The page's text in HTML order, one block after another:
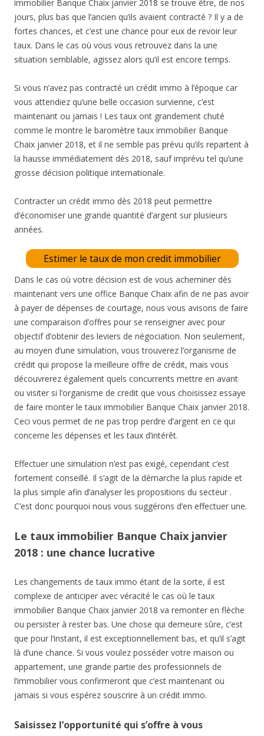
immobilier Banque Chaix janvier 2018 se trouve être, de nos
jours, plus bas que l’ancien qu’ils avaient contracté ? Il y a de
fortes chances, et c’est une chance pour eux de revoir leur
taux. Dans le cas où vous vous retrouvez dans la une
situation semblable, agissez alors qu’il est encore temps.
Si vous n’avez pas contracté un crédit immo à l’époque car
vous attendiez qu’une belle occasion survienne, c’est
maintenant ou jamais ! Les taux ont grandement chuté
comme le montre le baromètre taux immobilier Banque
Chaix janvier 2018, et il ne semble pas prévu qu’ils repartent à
la hausse immédiatement dès 2018, sauf imprévu tel qu’une
grosse décision politique internationale.
Contracter un crédit immo dès 2018 peut permettre
d’économiser une grande quantité d’argent sur plusieurs
années.
Estimer le taux de mon credit immobilier
Dans le cas où votre décision est de vous acheminer dès
maintenant vers une office Banque Chaix afin de ne pas avoir
à payer de dépenses de courtage, nous vous avisons de faire
une comparaison d’offres pour se renseigner avec pour
objectif d’obtenir des leviers de négociation. Non seulement,
au moyen d’une simulation, vous trouverez l’organisme de
crédit qui propose la meilleure offre de crédit, mais vous
découvrerez également quels concurrents mettre en avant
ou visiter si l’organisme de credit que vous choisissez essaye
de faire monter le taux immobilier Banque Chaix janvier 2018.
Ceci vous permet de ne pas trop perdre d’argent en ce qui
concerne les dépenses et les taux d’intérêt.
Effectuer une simulation n’est pas exigé, cependant c’est
fortement conseillé. Il s’agit de la démarche la plus rapide et
la plus simple afin d’analyser les propositions du secteur .
C’est donc pourquoi nous vous suggérons d’en effectuer une.
Le taux immobilier Banque Chaix janvier
2018 : une chance lucrative
Les changements de taux immo étant de la sorte, il est
complexe de anticiper avec véracité le cas où le taux
immobilier Banque Chaix janvier 2018 va remonter en flèche
ou persister à rester bas. Une chose qui demeure sûre, c’est
que pour l’instant, il est exceptionnellement bas, et qu’il s’agit
là d’une chance. Si vous voulez posséder votre maison ou
appartement, une grande partie des professionnels de
l’immobilier vous confirmeront que c’est maintenant ou
jamais si vous espérez souscrire à un crédit immo.
Saisissez l’opportunité qui s’offre à vous